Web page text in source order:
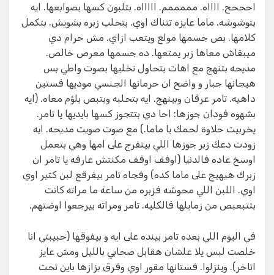
احححح. ااااه. مممممم. اااااه. بتلبون كسها بصوابعها. ايه
بتوشوشه. ماما عايزه تتناك اوي. بتحلب زبره بشويش. بتكمل
كلامها. بص جسمها مولع ويتعب ازاي. مش حرام دي
ميبقاش معاها زبر يمتعها. ده جسمها معرص خالص.
مديحه بتنهج مع اهات بتحاول تخليها بصوت واطي بس
هيجانها جبار و واضح ان حرمانها الجنسي موديها فستين
داهيه. تامر عرقان وبينهج. ايه بتحلبه وبتبص بلؤم معاه. (ايه
بشهوه فودان جوزها: احا دي بتتجوز كسها بايديها يا تامر.
يخربيت حلاوة لحمك يا ماما.) مع صوت صويت مديحه. ايه
زودت دعك زبر جوزها اللي بيتفرج على امها وهي بتعمل
اوسخ عاده فالدنيا (اوفف اوفف مكنتش عارفه يا تامر ان
زبرك هيهيج على ماما كده) وفجاه تامر بيفرقع لبن كتير اوي
اوي. اللبن اللي محوشه فزبره من ساعة ما مراته كانت
بتتبعبص من زمايلها فالكليه. تامر ومراته بيرجعوا اوضتهم.
في اليوم اللي بعده تامر بينده على ايه و بيفوقها (حبيبتي انا
خلصت لبس يلا علشان هقابل صحابي بالليل ومش عايز
اتاخر). وينزلوا. فستانها مقور اوي وفرق بزازها باين تحت